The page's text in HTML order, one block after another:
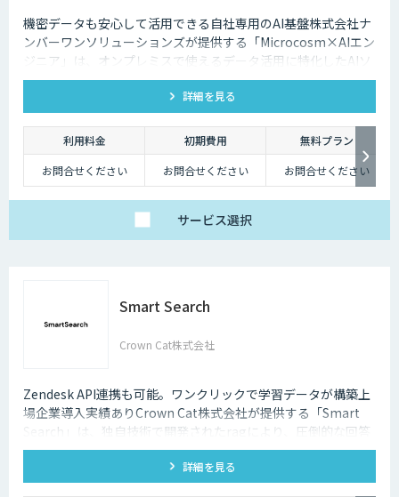
・気軽に問い合わせできる
問い合わせの窓口が電話やメールのみの場合、問い合わせというアクショ
その点、チャットボットであれば普段の友人とのチャットと同じ感覚で質
問することができます。また、「相手がロボット」という認識があるた
め、ユーザーもより気軽に問い合わせを行うことができるのです。
チャットボットは多種多様な業界で導入されており、様々なメリットをも
たらす存在です。近年は人手不足が深刻化しているため、多くの企業にと
ってチャットボットを活用して業務効率化するべく導入が進んでおりま
機密データも安心して活用できる自社専用のAI基盤株式会社ナ
ンバーワンソリューションズが提供する「Microcosm×AIエン
ジニア」は、オンプレミスで使えるデータ活用に特化したAIソ
リューションをAIエンジニアが貴社の課題に合わせてカスタマ
イズするサービスです。社内に眠るデータを「会社の資産」と
して生まれ変わらせることができます。
詳細を見る
利用料金 初期費用
無料プラン
お問合せください
お問合せください お問合せください
サービス選択
Smart Search
Crown Cat株式会社
Zendesk API連携も可能。ワンクリックで学習データが構築上
場企業導入実績ありCrown Cat株式会社が提供する「Smart
Search」は、独自技術で開発されたragにより、圧倒的な回答
精度を誇るAIチャットボットです。また回答精度が悪い時は管
理画面から簡単にご自身でチューニングができる、簡単でかつ
高精度な特徴があります。
詳細を見る